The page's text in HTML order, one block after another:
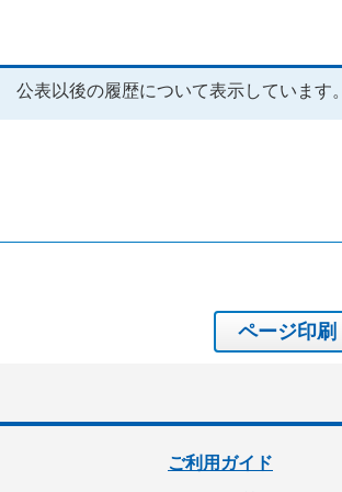
公表以後の履歴について表示しています。
ページ印刷
ご利用ガイド